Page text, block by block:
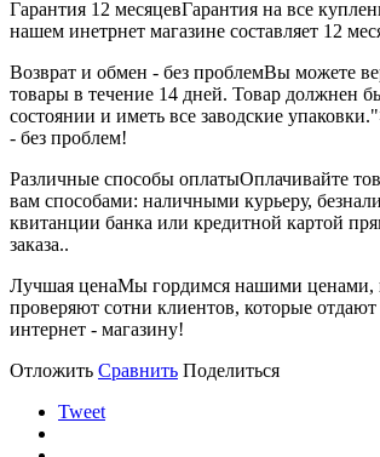
Гарантия 12 месяцевГарантия на все
нашем инетрнет магазине составляет 12
Возврат и обмен - без проблемВы можете
товары в течение 14 дней. Товар должнен
состоянии и иметь все заводские
- без проблем!
Различные способы оплатыОплачивайте
вам способами: наличными курьеру,
квитанции банка или кредитной картой
заказа..
Лучшая ценаМы гордимся нашими ценами,
проверяют сотни клиентов, которые
интернет - магазину!
Отложить Сравнить Поделиться
Tweet